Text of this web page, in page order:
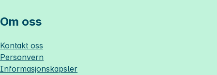
Om oss
Kontakt oss
Personvern
Informasjonskapsler